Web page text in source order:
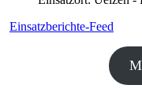
Einsatzberichte-Feed